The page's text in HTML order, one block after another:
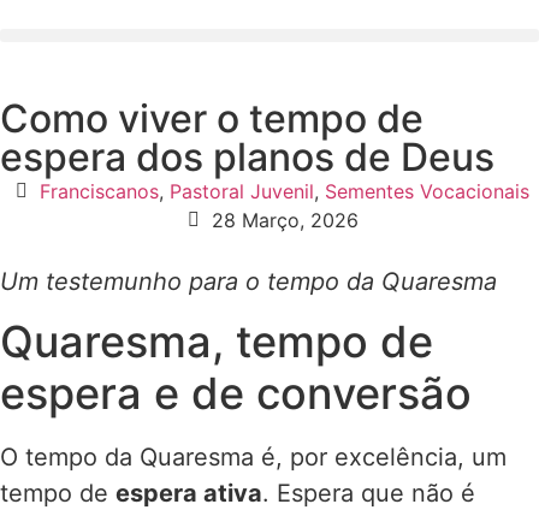
Como viver o tempo de
espera dos planos de Deus
Franciscanos, Pastoral Juvenil, Sementes Vocacionais
28 Março, 2026
Um testemunho para o tempo da Quaresma
Quaresma, tempo de
espera e de conversão
O tempo da Quaresma é, por excelência, um
tempo de espera ativa. Espera que não é